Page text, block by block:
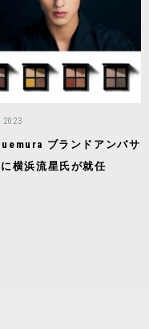
2023
ブランドアンバサ
横浜流星氏が就任